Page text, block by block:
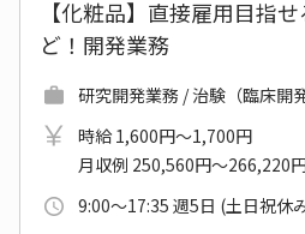
【化粧品】直接雇用目指
ど！開発業務
研究開発業務 / 治験（臨床開
時給 1,600円～1,700円
月収例 250,560円～266,220
9:00～17:35 週5日 (土日祝休